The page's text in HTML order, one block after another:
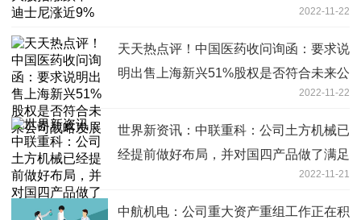
2022-11-22
天天热点评！中国医药收问询函：要求说
明出售上海新兴51%股权是否符合未来公
2022-11-22
世界新资讯：中联重科：公司土方机械已
经提前做好布局，并对国四产品做了满足
2022-11-21
中航机电：公司重大资产重组工作正在积